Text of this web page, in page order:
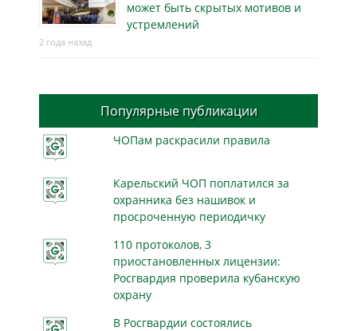
может быть скрытых мотивов и
устремлений
2 года назад
Популярные публикации
ЧОПам раскрасили правила
Карельский ЧОП поплатился за
охранника без нашивок и
просроченную периодичку
110 протоколов, 3
приостановленных лицензии:
Росгвардия проверила кубанскую
охрану
В Росгвардии состоялись